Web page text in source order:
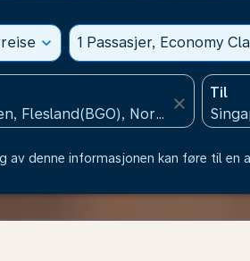
expand_more 1 Passasjer, Economy
close
Til
av denne informasjonen kan føre til en